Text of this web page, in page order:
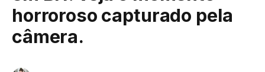
horroroso capturado pela
câmera.